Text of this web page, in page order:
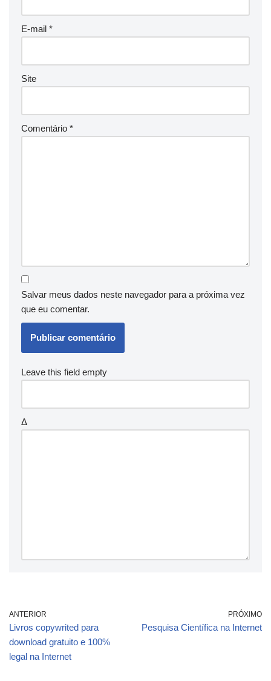
E-mail *
Site
Comentário *
Salvar meus dados neste navegador para a próxima vez
que eu comentar.
Leave this field empty
Δ
ANTERIOR
Livros copywrited para
download gratuito e 100%
legal na Internet
PRÓXIMO
Pesquisa Científica na Internet